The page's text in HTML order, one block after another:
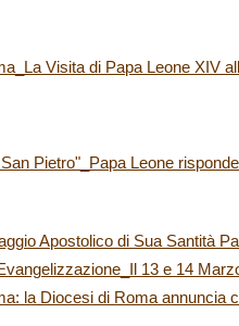
Visita di Papa Leone XIV
Pietro"_Papa Leone
Apostolico di Sua Santità
13 e 14
la Diocesi di Roma annuncia